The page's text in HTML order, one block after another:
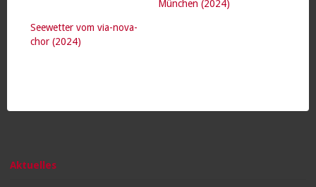
München (2024)
Seewetter vom via-nova-
chor (2024)
Aktuelles